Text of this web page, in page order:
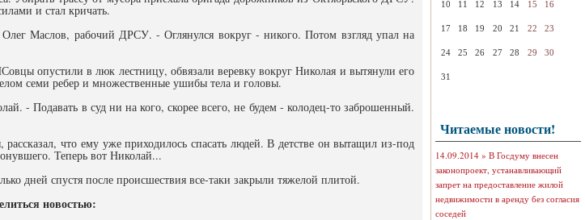
и стал кричать.
Маслов, рабочий ДРСУ. - Оглянулся вокруг - никого. Потом взгляд упал на
опустили в люк лестницу, обвязали веревку вокруг Николая и вытянули его
семи ребер и множественные ушибы тела и головы.
- Подавать в суд ни на кого, скорее всего, не будем - колодец-то заброшенный.
что ему уже приходилось спасать людей. В детстве он вытащил из-под
Теперь вот Николай...
дней спустя после происшествия все-таки закрыли тяжелой плитой.
новостью:
10 11 12 13 14 15 16
17 18 19 20 21 22 23
24 25 26 27 28 29 30
31
Читаемые новости!
14.09.2014 » В Госдуму внесен
законопроект, устанавливающий
запрет на предоставление жилой
недвижимости в аренду без согласия
соседей